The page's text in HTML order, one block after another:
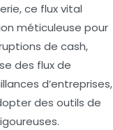
ce flux vital
méticuleuse pour
de cash,
des flux de
d’entreprises,
des outils de